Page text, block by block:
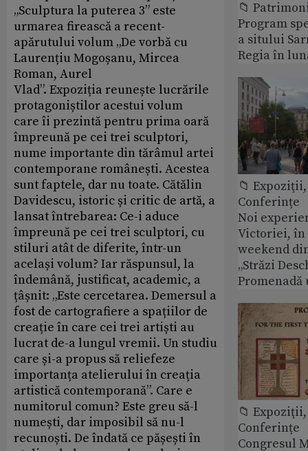
„Sculptura la puterea 3” este
urmarea firească a recent-
apărutului volum „De vorbă cu
Laurențiu Mogoșanu, Mircea
Roman, Aurel
Vlad”. Expoziția reunește lucrările
protagoniștilor acestui volum
care îi prezintă pentru prima oară
împreună pe cei trei sculptori,
nume importante din tărâmul artei
contemporane românești. Acestea
sunt faptele, dar nu toate. Cătălin
Davidescu, istoric și critic de artă, a
lansat întrebarea: Ce-i aduce
împreună pe cei trei sculptori, cu
stiluri atât de diferite, într-un
același volum? Iar răspunsul, la
îndemână, justificat, academic, a
țâșnit: „Este cercetarea. Demersul a
fost de cartografiere a spațiilor de
creație în care cei trei artiști au
lucrat de-a lungul vremii. Un studiu
care și-a propus să reliefeze
importanța atelierului în creația
artistică contemporană”. Care e
numitorul comun? Este greu să-l
numești, dar imposibil să nu-l
recunoști. De îndată ce pășești în
📁
Program
a sitului
Regia în
📁
Conferințe
Noi
Victoriei,
weekend
„Străzi
Promenadă
📁
Conferințe
Congresul